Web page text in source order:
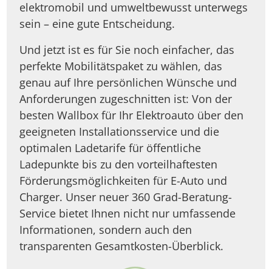
elektromobil und umweltbewusst unterwegs
sein – eine gute Entscheidung.
Und jetzt ist es für Sie noch einfacher, das
perfekte Mobilitätspaket zu wählen, das
genau auf Ihre persönlichen Wünsche und
Anforderungen zugeschnitten ist: Von der
besten Wallbox für Ihr Elektroauto über den
geeigneten Installationsservice und die
optimalen Ladetarife für öffentliche
Ladepunkte bis zu den vorteilhaftesten
Förderungsmöglichkeiten für E-Auto und
Charger. Unser neuer 360 Grad-Beratung-
Service bietet Ihnen nicht nur umfassende
Informationen, sondern auch den
transparenten Gesamtkosten-Überblick.